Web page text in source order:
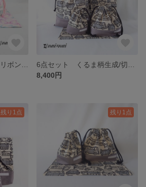
8,400円
残り1点 残り1点